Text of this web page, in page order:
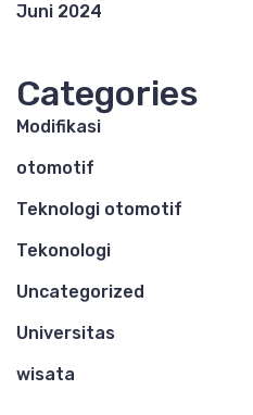
Juni 2024
Categories
Modifikasi
otomotif
Teknologi otomotif
Tekonologi
Uncategorized
Universitas
wisata